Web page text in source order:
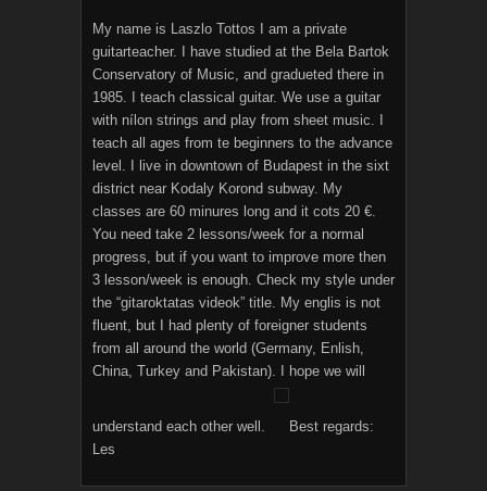
My name is Laszlo Tottos I am a private
guitarteacher. I have studied at the Bela Bartok
Conservatory of Music, and gradueted there in
1985. I teach classical guitar. We use a guitar
with nílon strings and play from sheet music. I
teach all ages from te beginners to the advance
level. I live in downtown of Budapest in the sixt
district near Kodaly Korond subway. My
classes are 60 minures long and it cots 20 €.
You need take 2 lessons/week for a normal
progress, but if you want to improve more then
3 lesson/week is enough. Check my style under
the “gitaroktatas videok” title. My englis is not
fluent, but I had plenty of foreigner students
from all around the world (Germany, Enlish,
China, Turkey and Pakistan). I hope we will
understand each other well.
Best regards:
Les